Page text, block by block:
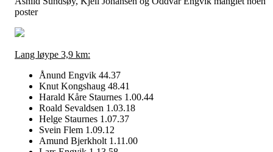
poster
Lang løype 3,9 km:
Ånund Engvik 44.37
Knut Kongshaug 48.41
Harald Kåre Staurnes 1.00.44
Roald Sevaldsen 1.03.18
Helge Staurnes 1.07.37
Svein Flem 1.09.12
Amund Bjerkholt 1.11.00